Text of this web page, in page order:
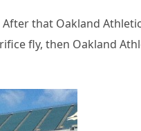
that Oakland
fly, then Oakland